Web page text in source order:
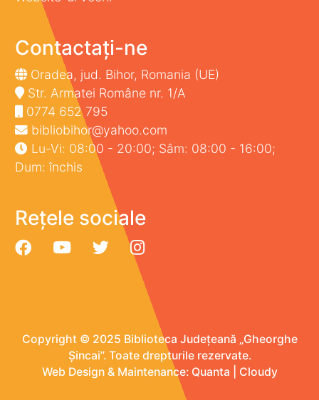
Contactați-ne
Oradea, jud. Bihor, Romania (UE)
Str. Armatei Române nr. 1/A
0774 652 795
bibliobihor@yahoo.com
Lu-Vi: 08:00 - 20:00; Sâm: 08:00 - 16:00;
Dum: închis
Rețele sociale
Copyright © 2025 Biblioteca Județeană „Gheorghe
Șincai”. Toate drepturile rezervate.
Web Design & Maintenance: Quanta Cloudy